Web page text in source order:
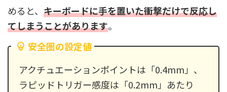
めると、 キーボードに手を置いた衝撃だけで反応し
てしまうことがあります。
安全圏の設定値
アクチュエーションポイントは「0.4mm」、
ラピッドトリガー感度は「0.2mm」あたり